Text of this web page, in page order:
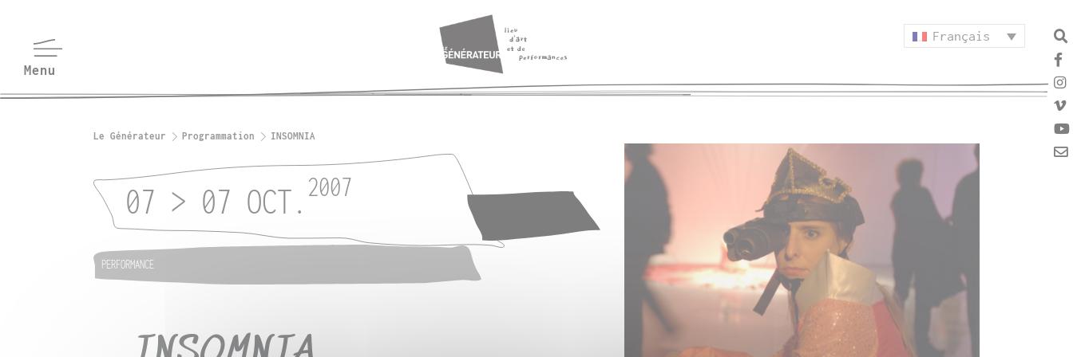
Français
Le Générateur Programmation INSOMNIA
07 > 07 OCT. 2007
PERFORMANCE